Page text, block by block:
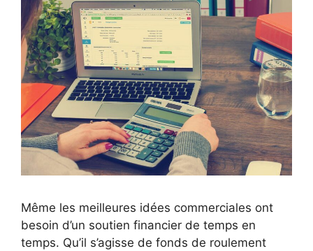
Même les meilleures idées commerciales ont
besoin d’un soutien financier de temps en
temps. Qu’il s’agisse de fonds de roulement